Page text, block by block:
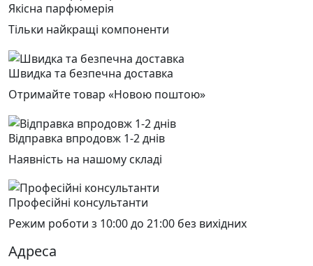
Якісна парфюмерія
Тільки найкращі компоненти
Швидка та безпечна доставка
Отримайте товар «Новою поштою»
Відправка впродовж 1-2 днів
Наявність на нашому складі
Професійні консультанти
Режим роботи з 10:00 до 21:00 без вихідних
Адреса